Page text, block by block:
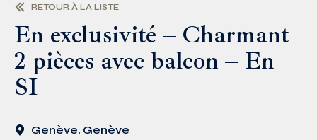
RETOUR À LA LISTE
En exclusivité – Charmant
2 pièces avec balcon – En
SI
Genève, Genève